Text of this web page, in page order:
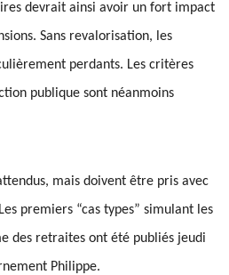
devrait ainsi avoir un fort impact
Sans revalorisation, les
perdants. Les critères
publique sont néanmoins
mais doivent être pris avec
premiers “cas types” simulant les
des retraites ont été publiés jeudi
Philippe.